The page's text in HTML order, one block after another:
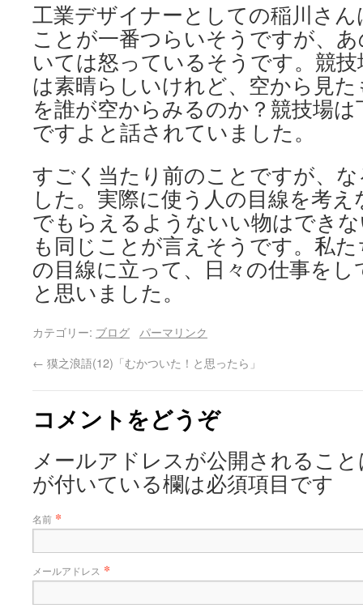
工業デザイナーとしての稲川さ
ことが一番つらいそうですが、
いては怒っているそうです。競
は素晴らしいけれど、空から見
を誰が空からみるのか？競技場
ですよと話されていました。
すごく当たり前のことですが、
した。実際に使う人の目線を考
でもらえるようないい物はでき
も同じことが言えそうです。私
の目線に立って、日々の仕事を
と思いました。
カテゴリー: ブログ
パーマリンク
← 獏之浪語(12)「むかついた！と思ったら」
コメントをどうぞ
メールアドレスが公開されるこ
が付いている欄は必須項目です
名前 *
メールアドレス *